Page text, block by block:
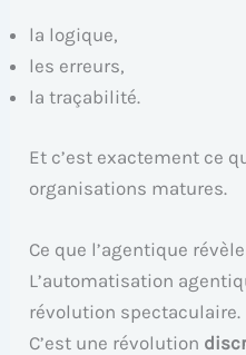
la logique,
les erreurs,
la traçabilité.
Et c’est exactement ce
organisations matures.
Ce que l’agentique
L’automatisation
révolution spectaculaire.
C’est une révolution